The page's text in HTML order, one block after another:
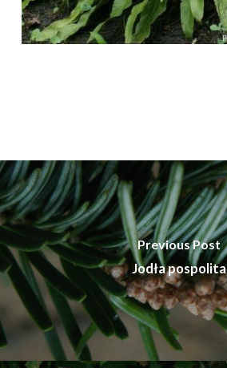
Previous Post
Jodła pospolita